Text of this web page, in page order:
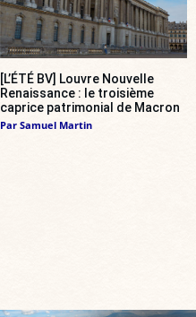
[L’ÉTÉ BV] Louvre Nouvelle
Renaissance : le troisième
caprice patrimonial de Macron
Par Samuel Martin